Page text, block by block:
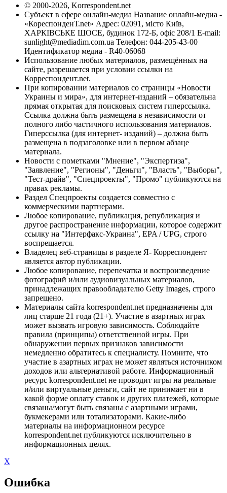
© 2000-2026, Korrespondent.net
Субъект в сфере онлайн-медиа Название онлайн-медиа -
«КореспонденТ.net» Адрес: 02091, місто Київ,
ХАРКІВСЬКЕ ШОСЕ, будинок 172-Б, офіс 208/1 E-mail:
sunlight@mediadim.com.ua Телефон: 044-205-43-00
Идентификатор медиа - R40-06068
Использование любых материалов, размещённых на
сайте, разрешается при условии ссылки на
Корреспондент.net.
При копировании материалов со страницы «Новости
Украины и мира», для интернет-изданий – обязательна
прямая открытая для поисковых систем гиперссылка.
Ссылка должна быть размещена в независимости от
полного либо частичного использования материалов.
Гиперссылка (для интернет- изданий) – должна быть
размещена в подзаголовке или в первом абзаце
материала.
Новости с пометками "Мнение", "Экспертиза",
"Заявление", "Регионы", "Деньги", "Власть", "Выборы",
"Тест-драйв", "Спецпроекты", "Промо" публикуются на
правах рекламы.
Раздел Спецпроекты создается совместно с
коммерческими партнерами.
Любое копирование, публикация, републикация и
другое распространение информации, которое содержит
ссылку на "Интерфакс-Украина", EPA / UPG, строго
воспрещается.
Владелец веб-страницы в разделе Я- Корреспондент
является автор публикации.
Любое копирование, перепечатка и воспроизведение
фотографий и/или аудиовизуальных материалов,
принадлежащих правообладателю Getty Images, строго
запрещено.
Материалы сайта korrespondent.net предназначены для
лиц старше 21 года (21+). Участие в азартных играх
может вызвать игровую зависимость. Соблюдайте
правила (принципы) ответственной игры. При
обнаружении первых признаков зависимости
немедленно обратитесь к специалисту. Помните, что
участие в азартных играх не может являться источником
доходов или альтернативой работе. Информационный
ресурс korrespondent.net не проводит игры на реальные
и/или виртуальные деньги, сайт не принимает ни в
какой форме оплату ставок и других платежей, которые
связаны/могут быть связаны с азартными играми,
букмекерами или тотализаторами. Какие-либо
материалы на информационном ресурсе
korrespondent.net публикуются исключительно в
информационных целях.
X
Ошибка